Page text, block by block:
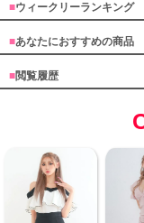
■ウィークリーランキング
■あなたにおすすめの商品
■閲覧履歴